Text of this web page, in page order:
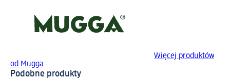
Więcej produktów
od Mugga
Podobne produkty